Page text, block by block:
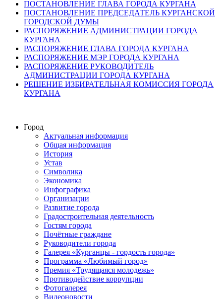
ПОСТАНОВЛЕНИЕ ГЛАВА ГОРОДА КУРГАНА
ПОСТАНОВЛЕНИЕ ПРЕДСЕДАТЕЛЬ КУРГАНСКОЙ
ГОРОДСКОЙ ДУМЫ
РАСПОРЯЖЕНИЕ АДМИНИСТРАЦИИ ГОРОДА
КУРГАНА
РАСПОРЯЖЕНИЕ ГЛАВА ГОРОДА КУРГАНА
РАСПОРЯЖЕНИЕ МЭР ГОРОДА КУРГАНА
РАСПОРЯЖЕНИЕ РУКОВОДИТЕЛЬ
АДМИНИСТРАЦИИ ГОРОДА КУРГАНА
РЕШЕНИЕ ИЗБИРАТЕЛЬНАЯ КОМИССИЯ ГОРОДА
КУРГАНА
Город
Актуальная информация
Общая информация
История
Устав
Символика
Экономика
Инфографика
Организации
Развитие города
Градостроительная деятельность
Гостям города
Почётные граждане
Руководители города
Галерея «Курганцы - гордость города»
Программа «Любимый город»
Премия «Трудящаяся молодежь»
Противодействие коррупции
Фотогалерея
Видеоновости